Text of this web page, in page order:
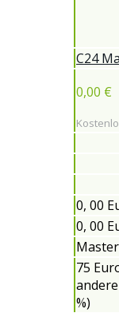
C24
0,00 €
0, 00
0, 00
75
%)